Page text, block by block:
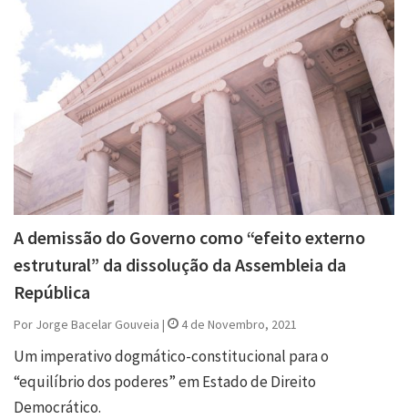
A demissão do Governo como “efeito externo
estrutural” da dissolução da Assembleia da
República
Por Jorge Bacelar Gouveia | 4 de Novembro, 2021
Um imperativo dogmático-constitucional para o
“equilíbrio dos poderes” em Estado de Direito
Democrático.